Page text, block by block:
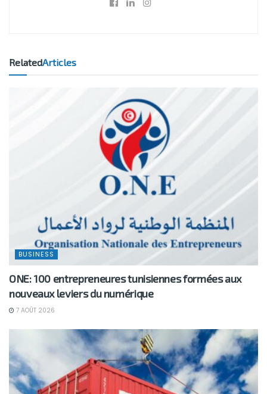
RelatedArticles
BUSINESS
ONE: 100 entrepreneures tunisiennes formées aux
nouveaux leviers du numérique
7 AOÛT 2026